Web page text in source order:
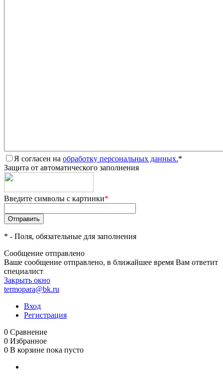
Я согласен на обработку персональных данных.*
Защита от автоматического заполнения
Введите символы с картинки*
* - Поля, обязательные для заполнения
Сообщение отправлено
Ваше сообщение отправлено, в ближайшее время Вам ответит
специалист
Закрыть окно
termopara@bk.ru
Вход
Регистрация
0 Сравнение
0 Избранное
0 В корзине пока пусто